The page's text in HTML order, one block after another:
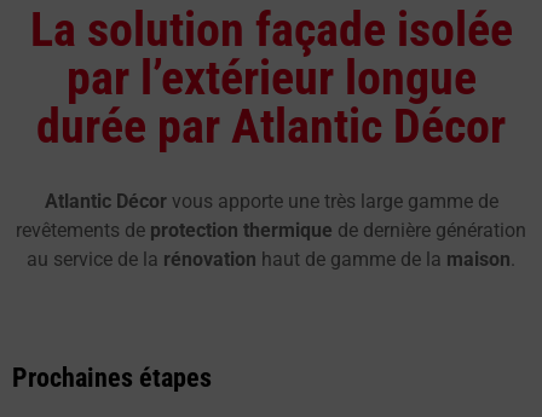
La solution façade isolée
par l’extérieur longue
durée par Atlantic Décor
Atlantic Décorvous apporte une très large gamme de
revêtements de protection thermique de dernière génération
au service de la rénovation haut de gamme de la maison.
Prochaines étapes